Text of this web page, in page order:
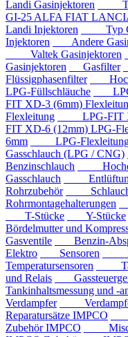
Landi Gasinjektoren
Typ
GI-25 ALFA FIAT
Landi Injektoren
Typ
Injektoren
Andere
Valtek Gasinjektoren
Gasinjektoren
Gasfilter
Flüssigphasenfilter
LPG-Füllschläuche
FIT XD-3 (6mm)
Flexleitung
LPG-FIT
FIT XD-6 (12mm) LPG-
6mm
LPG-Flexleitung
Gasschlauch (LPG / CNG)
Benzinschlauch
Gasschlauch
Rohrzubehör
Rohrmontagehalterungen
T-Stücke
Y-Stücke
Bördelmutter und
Gasventile
Benzin-
Elektro
Sensoren
Temperatursensoren
und Relais
Tankinhaltsmessung und -
Verdampfer
Reparatursätze IMPCO
Zubehör IMPCO